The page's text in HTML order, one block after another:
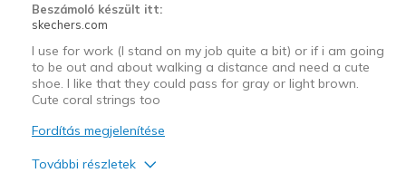
Beszámoló készült itt:
skechers.com
I use for work (I stand on my job quite a bit) or if i am going
to be out and about walking a distance and need a cute
shoe. I like that they could pass for gray or light brown.
Cute coral strings too
Fordítás megjelenítése
További részletek